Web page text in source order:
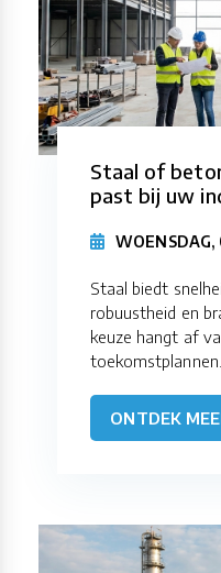
Staal of
past bij uw
Staal biedt
robuustheid en
keuze hangt af
toekomstplannen.
ONTDEK